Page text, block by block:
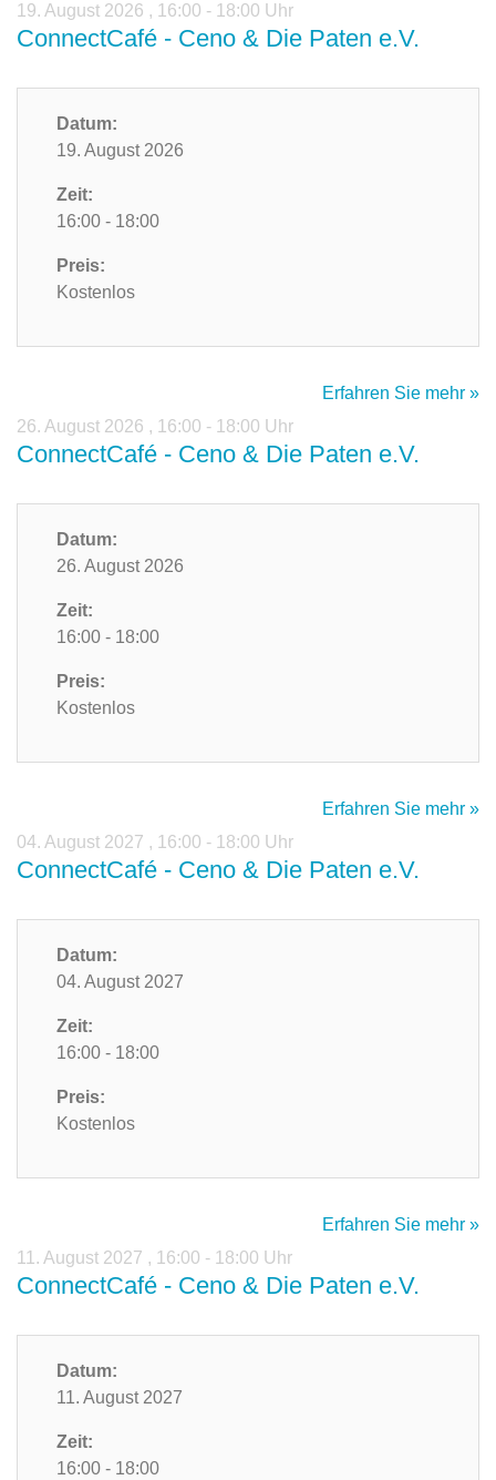
19. August 2026 , 16:00 - 18:00 Uhr
ConnectCafé - Ceno & Die Paten e.V.
Datum:
19. August 2026
Zeit:
16:00 - 18:00
Preis:
Kostenlos
Erfahren Sie mehr »
26. August 2026 , 16:00 - 18:00 Uhr
ConnectCafé - Ceno & Die Paten e.V.
Datum:
26. August 2026
Zeit:
16:00 - 18:00
Preis:
Kostenlos
Erfahren Sie mehr »
04. August 2027 , 16:00 - 18:00 Uhr
ConnectCafé - Ceno & Die Paten e.V.
Datum:
04. August 2027
Zeit:
16:00 - 18:00
Preis:
Kostenlos
Erfahren Sie mehr »
11. August 2027 , 16:00 - 18:00 Uhr
ConnectCafé - Ceno & Die Paten e.V.
Datum:
11. August 2027
Zeit:
16:00 - 18:00